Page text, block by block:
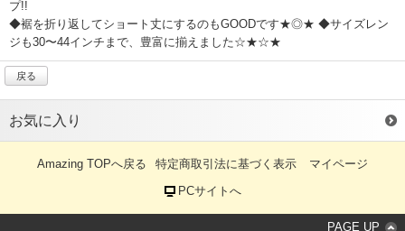
プ!!
◆裾を折り返してショート丈にするのもGOODです★◎★ ◆サイズレン
ジも30〜44インチまで、豊富に揃えました☆★☆★
戻る
お気に入り
Amazing TOPへ戻る 特定商取引法に基づく表示
マイページ
PCサイトへ
PAGE UP